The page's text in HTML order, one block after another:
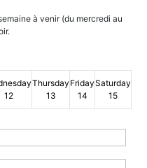
à venir (du mercredi au
12
Thursday
13
Friday
14
Saturday
15